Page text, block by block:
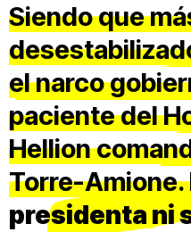
Siendo que
el narco
paciente del
Hellion
Torre-Amione.
presidenta ni